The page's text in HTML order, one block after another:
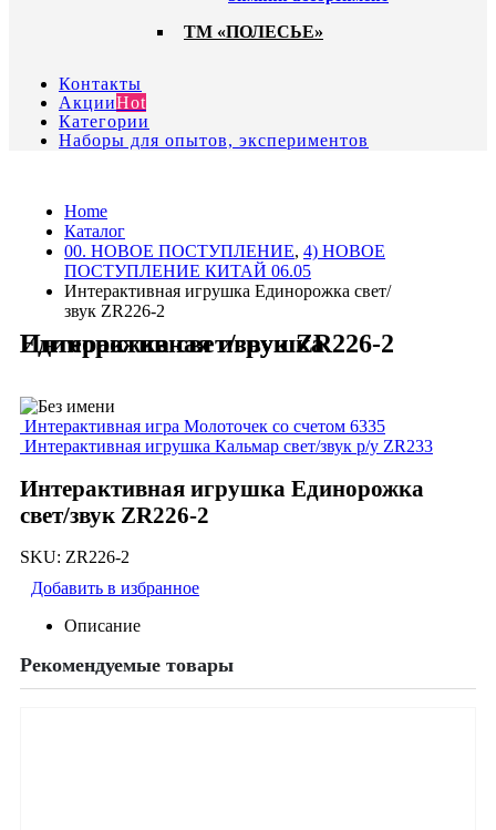
ТМ «ПОЛЕСЬЕ»
Контакты
АкцииHot
Категории
Наборы для опытов, экспериментов
Home
Каталог
00. HОВОЕ ПОСТУПЛЕНИЕ, 4) НОВОЕ
ПОСТУПЛЕНИЕ КИТАЙ 06.05
Интерактивная игрушка Единорожка свет/
звук ZR226-2
Интерактивная игрушка Единорожка свет/звук ZR226-2
Интерактивная игра Молоточек со счетом 6335
Интерактивная игрушка Кальмар свет/звук р/у ZR233
Интерактивная игрушка Единорожка
свет/звук ZR226-2
SKU: ZR226-2
Добавить в избранное
Описание
Рекомендуемые товары